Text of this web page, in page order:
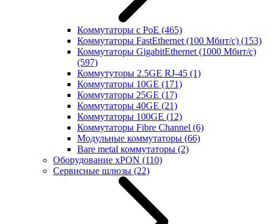
Коммутаторы с PoE (465)
Коммутаторы FastEthernet (100 Мбит/с) (153)
Коммутаторы GigabitEthernet (1000 Мбит/с)
(597)
Коммутуторы 2.5GE RJ-45 (1)
Коммутаторы 10GE (171)
Коммутаторы 25GE (17)
Коммутаторы 40GE (21)
Коммутаторы 100GE (12)
Коммутаторы Fibre Channel (6)
Модульные коммутаторы (66)
Bare metal коммутаторы (2)
Оборудование xPON (110)
Сервисные шлюзы (22)